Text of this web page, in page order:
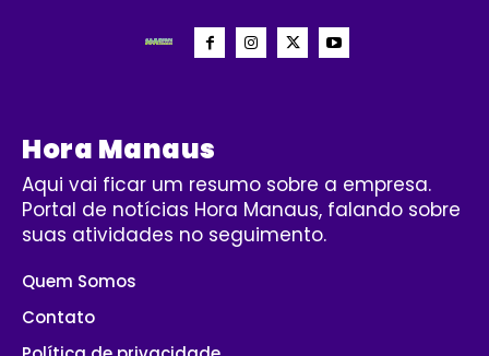
Hora Manaus
Aqui vai ficar um resumo sobre a empresa.
Portal de notícias Hora Manaus, falando sobre
suas atividades no seguimento.
Quem Somos
Contato